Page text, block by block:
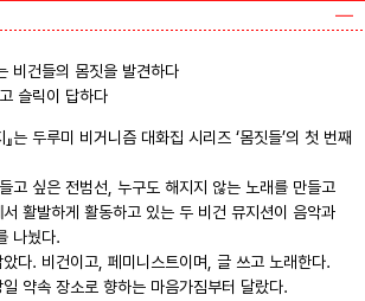
비건들의 몸짓을 발견하다
슬릭이 답하다
는 두루미 비거니즘 대화집 시리즈 ‘몸짓들’의 첫 번째
고 싶은 전범선, 누구도 해지지 않는 노래를 만들고
활발하게 활동하고 있는 두 비건 뮤지션이 음악과
나눴다.
다. 비건이고, 페미니스트이며, 글 쓰고 노래한다.
약속 장소로 향하는 마음가짐부터 달랐다.